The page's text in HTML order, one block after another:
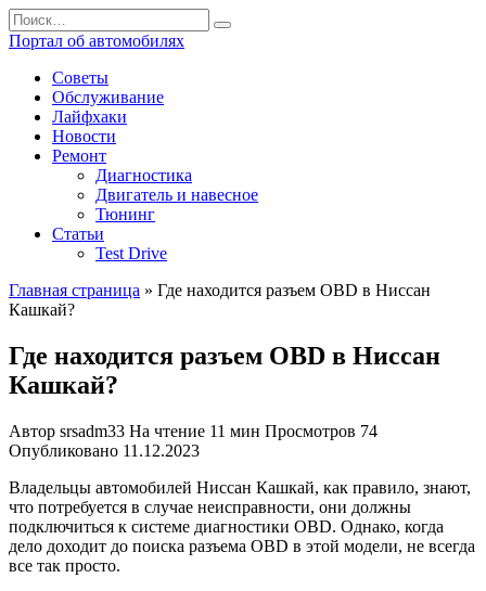
Перейти
к
содержанию
Search
for:
Портал об автомобилях
Советы
Обслуживание
Лайфхаки
Новости
Ремонт
Диагностика
Двигатель и навесное
Тюнинг
Статьи
Test Drive
Главная страница » Где находится разъем OBD в Ниссан
Кашкай?
Где находится разъем OBD в Ниссан
Кашкай?
Автор srsadm33 На чтение 11 мин Просмотров 74
Опубликовано 11.12.2023
Владельцы автомобилей Ниссан Кашкай, как правило, знают,
что потребуется в случае неисправности, они должны
подключиться к системе диагностики OBD. Однако, когда
дело доходит до поиска разъема OBD в этой модели, не всегда
все так просто.